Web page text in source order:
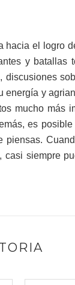
hacia el logro
y batallas
discusiones
y
mucho más
es
piensas.
siempre